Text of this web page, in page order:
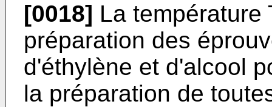
[0018] La température
préparation des
d'éthylène et d'alcool
la préparation de